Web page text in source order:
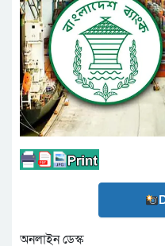
অনলাইন ডেস্ক